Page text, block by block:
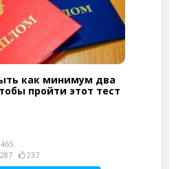
как минимум два
пройти этот тест
237